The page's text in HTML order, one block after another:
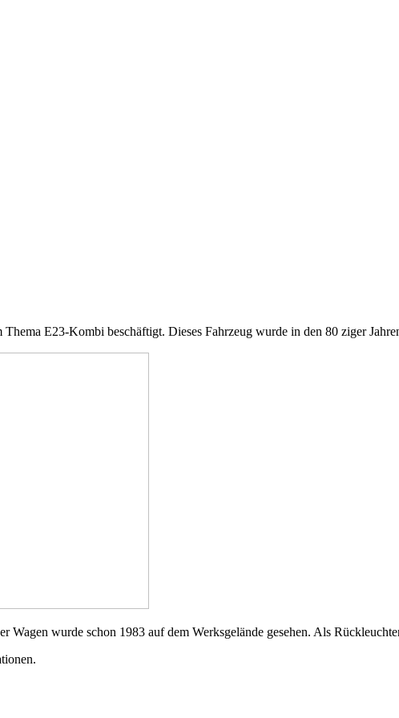
E23-Kombi beschäftigt. Dieses Fahrzeug wurde in den 80 ziger
Wagen wurde schon 1983 auf dem Werksgelände gesehen. Als